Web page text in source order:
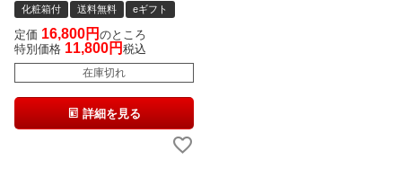
化粧箱付 送料無料 eギフト
定価 16,800
のところ
特別価格 11,800 税込
在庫切れ
詳細を見る